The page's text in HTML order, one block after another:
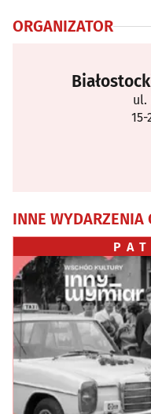
ORGANIZATOR
ul.
15-
INNE WYDARZENIA